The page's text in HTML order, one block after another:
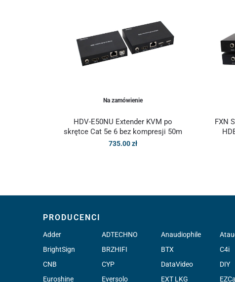
Na zamówienie
HDV-E50NU Extender KVM po
skrętce Cat 5e 6 bez kompresji 50m
735.00zł
FXN
PRODUCENCI
Adder ADTECHNO Anaudiophile
BrightSign
BRZHIFI BTX C4i
CNB
CYP DataVideo DIY
Euroshine
Eversolo EXT LKG